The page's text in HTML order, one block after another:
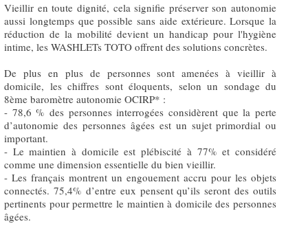
Vieillir en toute dignité, cela signifie préserver son autonomie
aussi longtemps que possible sans aide extérieure. Lorsque la
réduction de la mobilité devient un handicap pour l'hygiène
intime, les WASHLETs TOTO offrent des solutions concrètes.
De plus en plus de personnes sont amenées à vieillir à
domicile, les chiffres sont éloquents, selon un sondage du
8ème baromètre autonomie OCIRP* :
- 78,6 % des personnes interrogées considèrent que la perte
d’autonomie des personnes âgées est un sujet primordial ou
important.
- Le maintien à domicile est plébiscité à 77% et considéré
comme une dimension essentielle du bien vieillir.
- Les français montrent un engouement accru pour les objets
connectés. 75,4% d’entre eux pensent qu’ils seront des outils
pertinents pour permettre le maintien à domicile des personnes
âgées.